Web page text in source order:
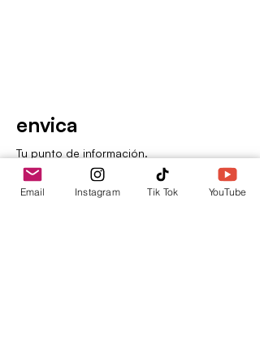
envica
Tu punto de información.
Email Instagram Tik Tok YouTube